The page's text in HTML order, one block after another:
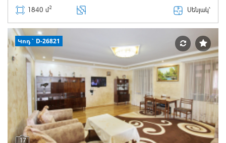
1840 մ2 Սենյակ՝
17
Կոդ` D-26821